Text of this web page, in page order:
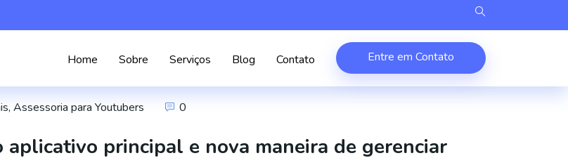
Home Sobre Serviços Blog Contato Entre em Contato
, Assessoria para Youtubers 0
aplicativo principal e nova maneira de gerenciar